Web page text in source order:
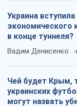
Украина
экономического
в конце туннеля?
Вадим Денисенко
Чей будет Крым,
украинских
могут назвать